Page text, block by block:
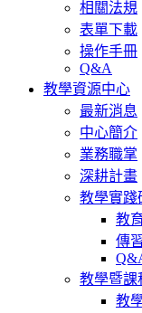
相關法規
表單下載
操作手冊
Q&A
教學資源中心
最新消息
中心簡介
業務職掌
深耕計畫
教學實踐
教
傳
教學暨課
教